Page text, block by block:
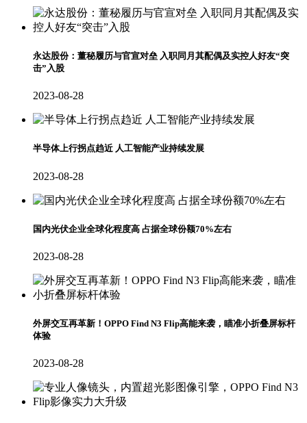
永达股份：董秘履历与官宣对垒 入职同月其配偶及实控人好友“突
击”入股
2023-08-28
半导体上行拐点趋近 人工智能产业持续发展
2023-08-28
国内光伏企业全球化程度高 占据全球份额70%左右
2023-08-28
外屏交互再革新！OPPO Find N3 Flip高能来袭，瞄准小折叠屏标杆
体验
2023-08-28